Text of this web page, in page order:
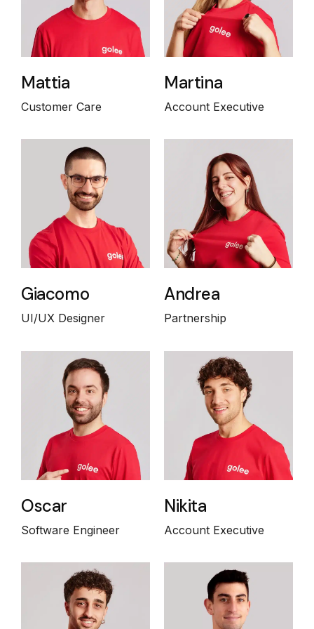
Mattia
Customer Care
Martina
Account Executive
Giacomo
UI/UX Designer
Andrea
Partnership
Oscar
Software Engineer
Nikita
Account Executive